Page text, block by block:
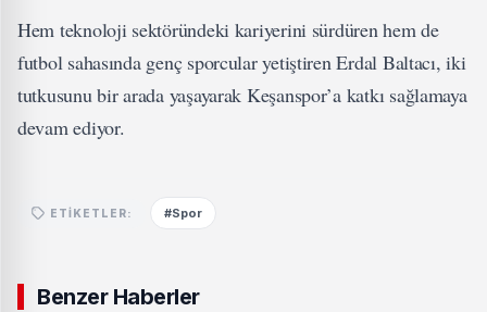
Hem teknoloji sektöründeki kariyerini sürdüren hem de
futbol sahasında genç sporcular yetiştiren Erdal Baltacı, iki
tutkusunu bir arada yaşayarak Keşanspor’a katkı sağlamaya
devam ediyor.
ETIKETLER: #Spor
Benzer Haberler